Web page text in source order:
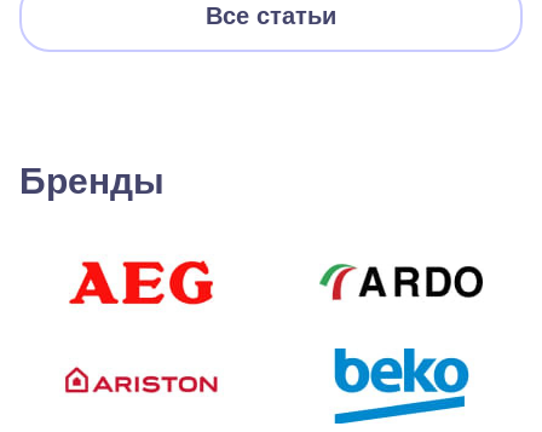
Все статьи
Бренды